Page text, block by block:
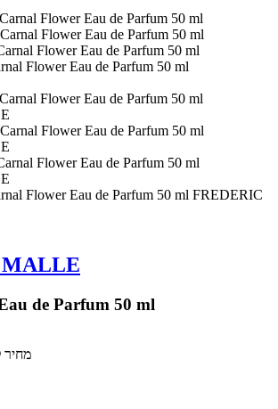
MALLE
de Parfum 50 ml
מחיר ל100 מ"ל: